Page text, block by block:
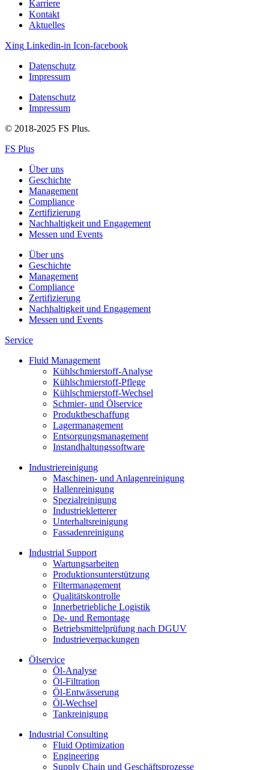
Karriere
Kontakt
Aktuelles
Xing Linkedin-in Icon-facebook
Datenschutz
Impressum
Datenschutz
Impressum
© 2018-2025 FS Plus.
FS Plus
Über uns
Geschichte
Management
Compliance
Zertifizierung
Nachhaltigkeit und Engagement
Messen und Events
Über uns
Geschichte
Management
Compliance
Zertifizierung
Nachhaltigkeit und Engagement
Messen und Events
Service
Fluid Management
Kühlschmierstoff-Analyse
Kühlschmierstoff-Pflege
Kühlschmierstoff-Wechsel
Schmier- und Ölservice
Produktbeschaffung
Lagermanagement
Entsorgungs­management
Instandhaltungs­software
Industriereinigung
Maschinen- und Anlagenreinigung
Hallenreinigung
Spezialreinigung
Industriekletterer
Unterhaltsreinigung
Fassadenreinigung
Industrial Support
Wartungsarbeiten
Produktions­unterstützung
Filtermanagement
Qualitätskontrolle
Innerbetriebliche Logistik
De- und Remontage
Betriebsmittelprüfung nach DGUV
Industrieverpackungen
Ölservice
Öl-Analyse
Öl-Filtration
Öl-Entwässerung
Öl-Wechsel
Tankreinigung
Industrial Consulting
Fluid Optimization
Engineering
Supply Chain und Geschäftsprozesse